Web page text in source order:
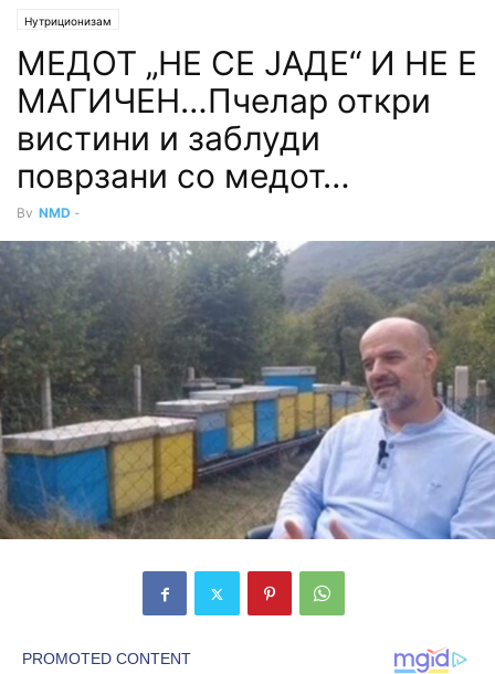
Нутриционизам
МЕДОТ „НЕ СЕ ЈАДЕ“ И НЕ Е
МАГИЧЕН…Пчелар откри
вистини и заблуди
поврзани со медот…
By NMD -